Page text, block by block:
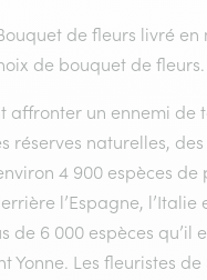
de fleurs livré
de bouquet de fleurs.
un ennemi de
naturelles,
4 900 espèces
l’Espagne, l’Italie
6 000 espèces qu’il
Les fleuristes